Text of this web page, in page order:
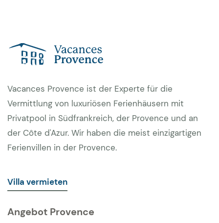
Vacances Provence ist der Experte für die
Vermittlung von luxuriösen Ferienhäusern mit
Privatpool in Südfrankreich, der Provence und an
der Côte d'Azur. Wir haben die meist einzigartigen
Ferienvillen in der Provence.
Villa vermieten
Angebot Provence